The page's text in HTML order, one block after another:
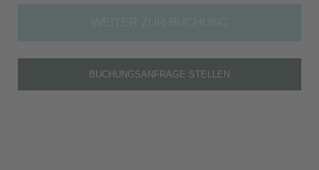
BUCHUNGSANFRAGE STELLEN